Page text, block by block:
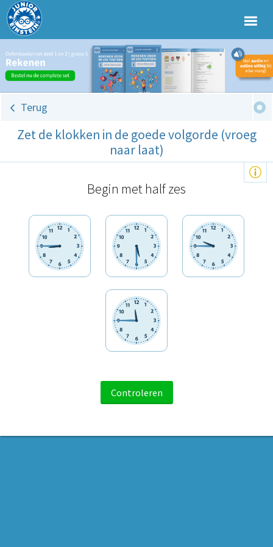
Terug
Zet de klokken in de goede volgorde (vroeg
naar laat)
Begin met half zes